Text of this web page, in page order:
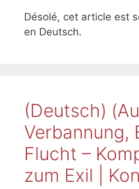
Désolé, cet article est
en Deutsch.
(Deutsch)
Verbannung,
Flucht –
zum Exil |